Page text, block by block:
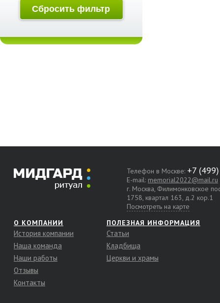
Сбросить фильтр
Телефон в Москве:
E-mail: memorial2022@mail.ru
г. Москва, Филимонковское
1758, квартал 163, д.2 кор.1
Посмотреть на карте
О КОМПАНИИ
История компании
Наша команда
Наши работы
Отзывы
Контакты
ПОЛЕЗНАЯ ИНФОРМАЦИЯ
Статьи
Кладбища
Церкви и храмы